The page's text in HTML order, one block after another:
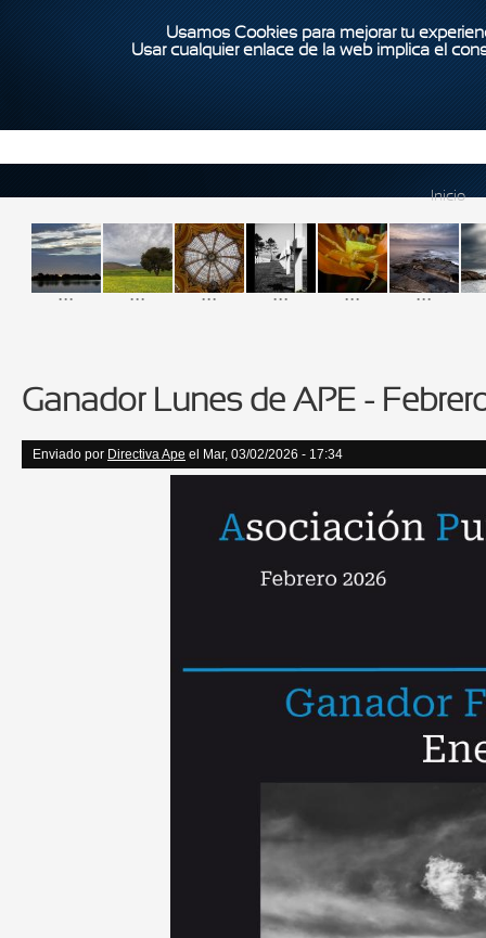
Usamos Cookies para mejorar tu
Usar cualquier enlace de la web implica el
Inicio
... ... ... ... ... ...
Ganador Lunes de APE -
Enviado por Directiva Ape el Mar, 03/02/2026 - 17:34